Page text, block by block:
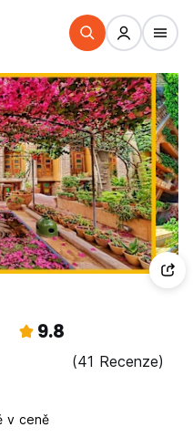
9.8
(41 Recenze)
v ceně‎